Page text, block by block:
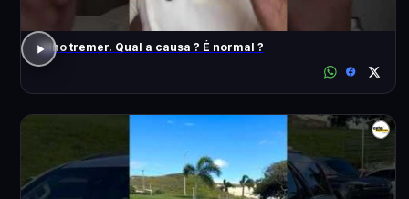
Olho tremer. Qual a causa ? É normal ?